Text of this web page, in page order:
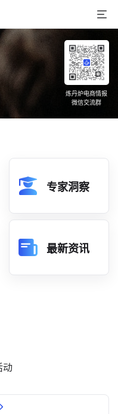
炼丹炉电商情报
微信交流群
专家洞察
最新资讯
动